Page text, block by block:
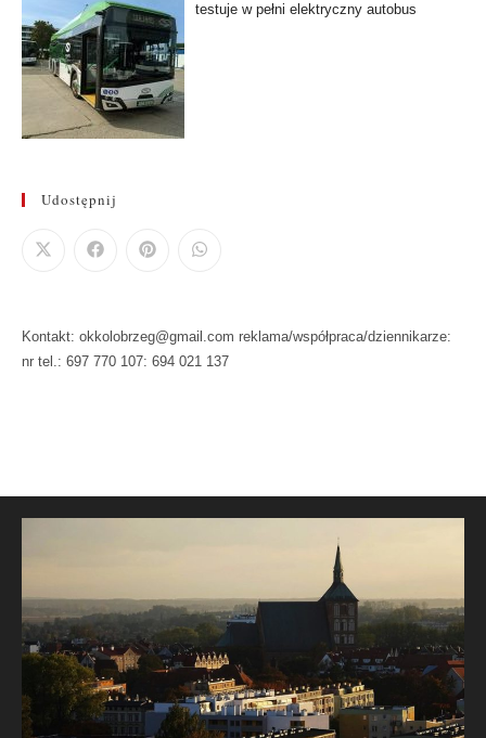
testuje w pełni elektryczny autobus
Udostępnij
Kontakt: okkolobrzeg@gmail.com reklama/współpraca/dziennikarze:
nr tel.: 697 770 107: 694 021 137